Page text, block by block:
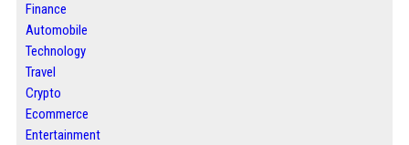
Finance
Automobile
Technology
Travel
Crypto
Ecommerce
Entertainment